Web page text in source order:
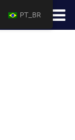
PT_BR